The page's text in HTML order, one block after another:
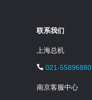
联系我们
上海总机
021-55896880
南京客服中心